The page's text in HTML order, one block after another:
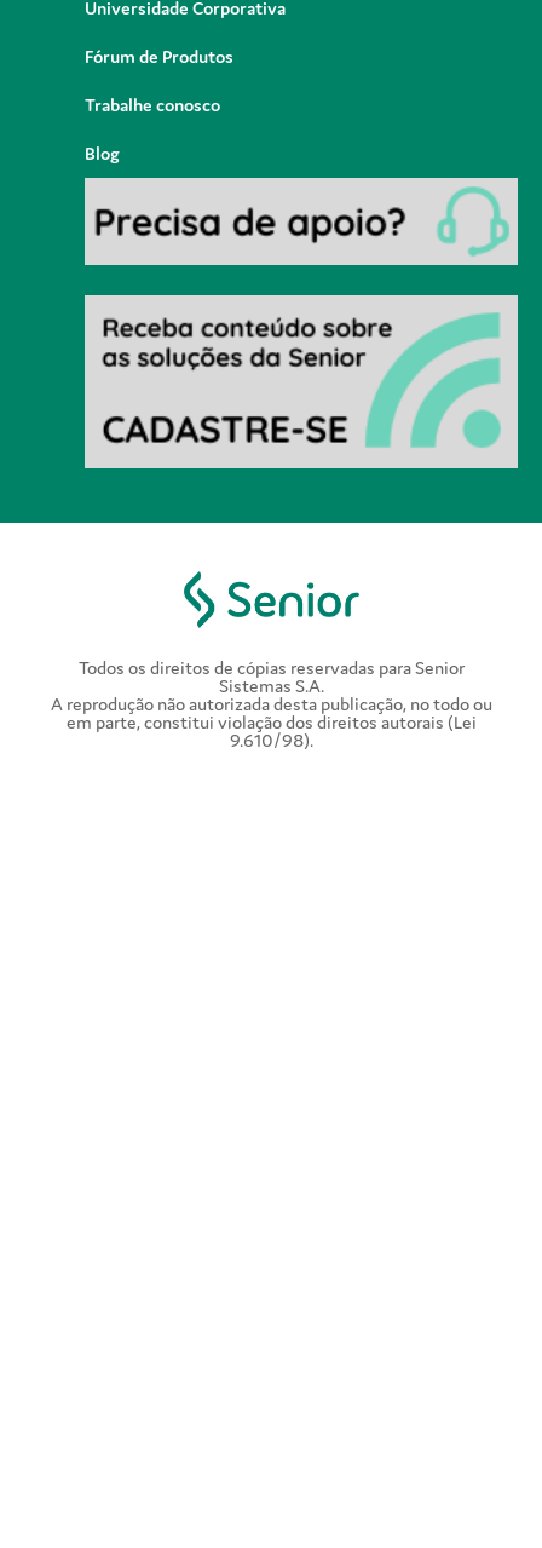
Universidade Corporativa
Fórum de Produtos
Trabalhe conosco
Blog
Todos os direitos de cópias reservadas para Senior
Sistemas S.A.
A reprodução não autorizada desta publicação, no todo ou
em parte, constitui violação dos direitos autorais (Lei
9.610/98).